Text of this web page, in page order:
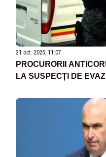
21 oct. 2025, 11:07
PROCURORII
LA SUSPECȚI DE